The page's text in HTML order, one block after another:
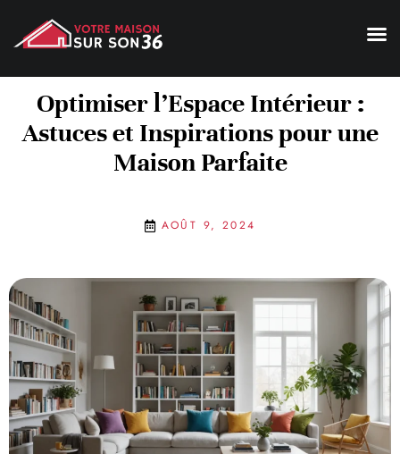
Optimiser l’Espace Intérieur :
Astuces et Inspirations pour une
Maison Parfaite
AOÛT 9, 2024